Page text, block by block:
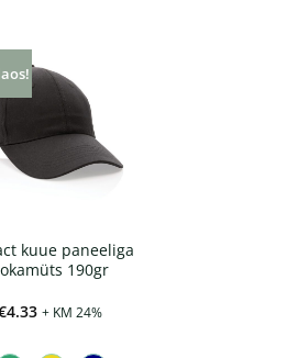
kuue paneeliga
190gr
4.33 + KM 24%